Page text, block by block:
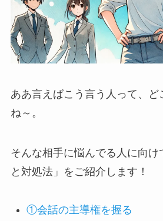
ああ言えばこう言う人って、ど
ね～。
そんな相手に悩んでる人に向け
と対処法」をご紹介します！
①会話の主導権を握る